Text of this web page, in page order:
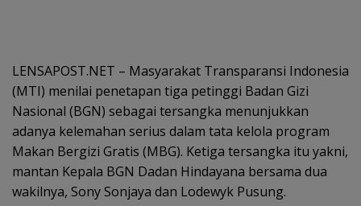
LENSAPOST.NET – Masyarakat Transparansi Indonesia
(MTI) menilai penetapan tiga petinggi Badan Gizi
Nasional (BGN) sebagai tersangka menunjukkan
adanya kelemahan serius dalam tata kelola program
Makan Bergizi Gratis (MBG). Ketiga tersangka itu yakni,
mantan Kepala BGN Dadan Hindayana bersama dua
wakilnya, Sony Sonjaya dan Lodewyk Pusung.